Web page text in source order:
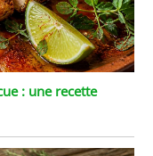
: une recette